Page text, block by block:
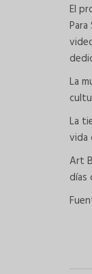
El
La
La
vida
Art
días